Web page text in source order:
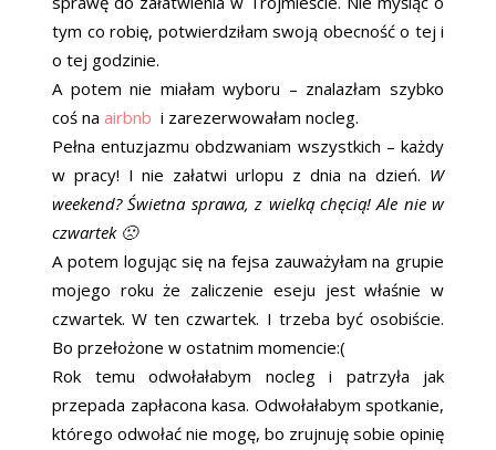
tym co robię, potwierdziłam swoją obecność o tej i
o tej godzinie.
A potem nie miałam wyboru – znalazłam szybko
coś na airbnb i zarezerwowałam nocleg.
Pełna entuzjazmu obdzwaniam wszystkich – każdy
w pracy! I nie załatwi urlopu z dnia na dzień. W
weekend? Świetna sprawa, z wielką chęcią! Ale nie w
czwartek 🙁
A potem logując się na fejsa zauważyłam na grupie
mojego roku że zaliczenie eseju jest właśnie w
czwartek. W ten czwartek. I trzeba być osobiście.
Bo przełożone w ostatnim momencie:(
Rok temu odwołałabym nocleg i patrzyła jak
przepada zapłacona kasa. Odwołałabym spotkanie,
którego odwołać nie mogę, bo zrujnuję sobie opinię